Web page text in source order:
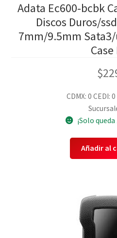
Adata Ec600-bcbk
Discos Duros/
7mm/9.5mm
Case
$
CDMX: 0 CEDI: 0
¡Solo
Añadir al